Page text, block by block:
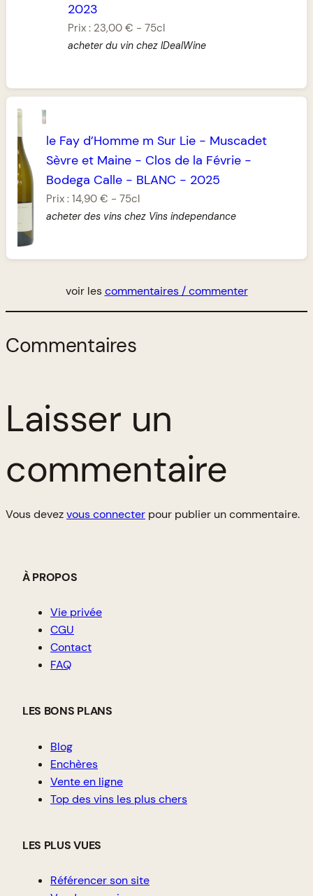
2023
Prix : 23,00 € -75cl
acheter du vin chez IDealWine
le Fay d’Homme m Sur Lie - Muscadet
Sèvre et Maine - Clos de la Févrie -
Bodega Calle - BLANC - 2025
Prix :14,90 € -75cl
acheter des vins chez Vins independance
voir lescommentaires / commenter
Commentaires
Laisser un
commentaire
Vous devezvous connecter pour publier un commentaire.
À PROPOS
Vie privée
CGU
Contact
FAQ
LES BONS PLANS
Blog
Enchères
Vente en ligne
Top des vins les plus chers
LES PLUS VUES
Référencer son site